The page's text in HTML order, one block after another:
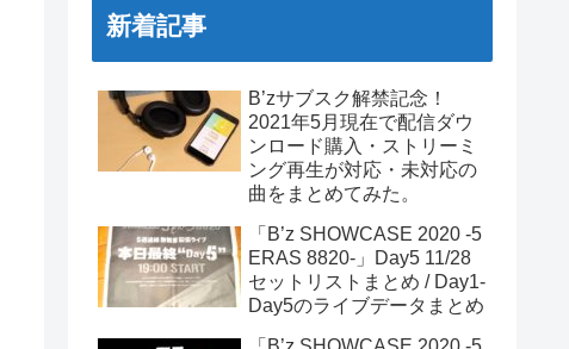
新着記事
B’zサブスク解禁記念！
2021年5月現在で配信ダウ
ンロード購入・ストリーミ
ング再生が対応・未対応の
曲をまとめてみた。
「B’z SHOWCASE 2020 -5
ERAS 8820-」Day5 11/28
セットリストまとめ / Day1-
Day5のライブデータまとめ